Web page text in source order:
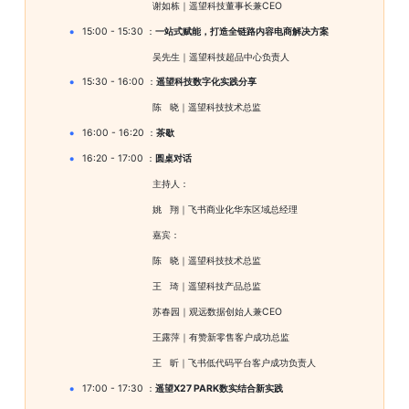
谢如栋｜ 遥望科技董事长兼CEO
15:00 - 15:30 ：一站式赋能，打造全链路内容电商解决方案
吴先生 ｜ 遥望科技超品中心负责人
15:30 - 16:00 ：遥望科技数字化实践分享
陈   晓｜ 遥望科技技术总监
16:00 - 16:20 ：茶歇
16:20 - 17:00 ： 圆桌对话
主持人：
姚   翔｜ 飞书商业化华东区域总经理
嘉宾：
陈   晓｜ 遥望科技技术总监
王   琦｜ 遥望科技产品总监
苏春园 ｜观远数据创始人兼CEO
王露萍｜ 有赞新零售客户成功总监
王   昕｜ 飞书低代码平台客户成功负责人
17:00 - 17:30 ：遥望X27 PARK数实结合新实践